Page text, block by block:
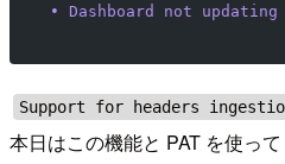
• Dashboard not
Support for headers
本日はこの機能と PAT を使っ